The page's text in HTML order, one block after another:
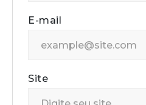
E-mail
Site